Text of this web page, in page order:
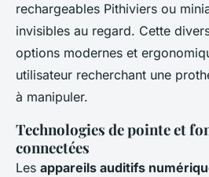
rechargeables Pithiviers ou
invisibles au regard. Cette
options modernes et
utilisateur recherchant une
à manipuler.
Technologies de pointe et
connectées
Les appareils auditifs